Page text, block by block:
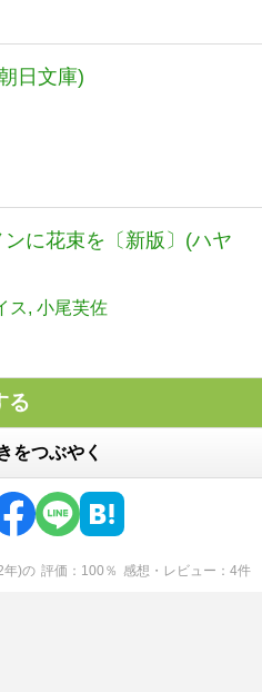
日文庫)
に花束を〔新版〕(ハヤ
ス 小尾芙佐
る
をつぶやく
年)の 評価 100 ％ 感想・レビュー 4件